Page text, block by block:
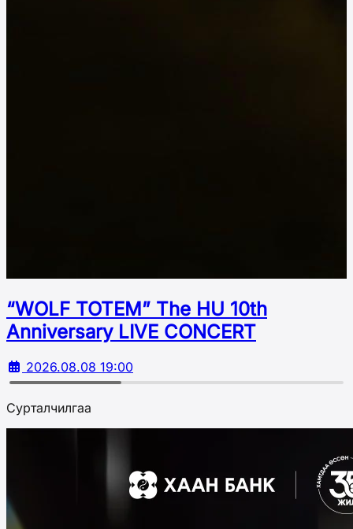
“WOLF TOTEM” The HU 10th
Аnniversary LIVE CONCERT
2026.08.08 19:00
Сурталчилгаа